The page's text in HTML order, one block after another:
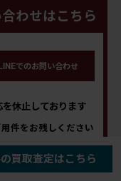
わせはこちら
でのお問い合わせ
休止しております
件をお残しください
買取査定はこちら